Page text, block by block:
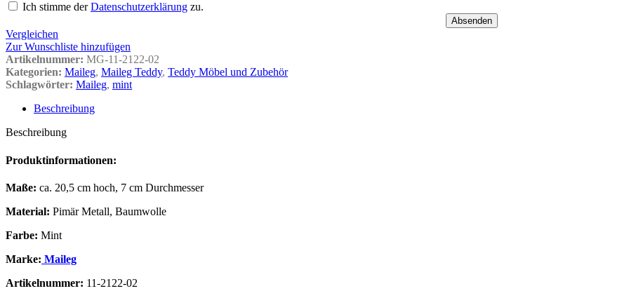
Ich stimme derDatenschutzerklärung zu.
Absenden
Vergleichen
Zur Wunschliste hinzufügen
Artikelnummer: MG-11-2122-02
Kategorien: Maileg, Maileg Teddy, Teddy Möbel und Zubehör
Schlagwörter: Maileg, mint
Beschreibung
Beschreibung
Produktinformationen:
Maße: ca. 20,5 cm hoch, 7 cm Durchmesser
Material: Pimär Metall, Baumwolle
Farbe: Mint
Marke: Maileg
Artikelnummer: 11-2122-02